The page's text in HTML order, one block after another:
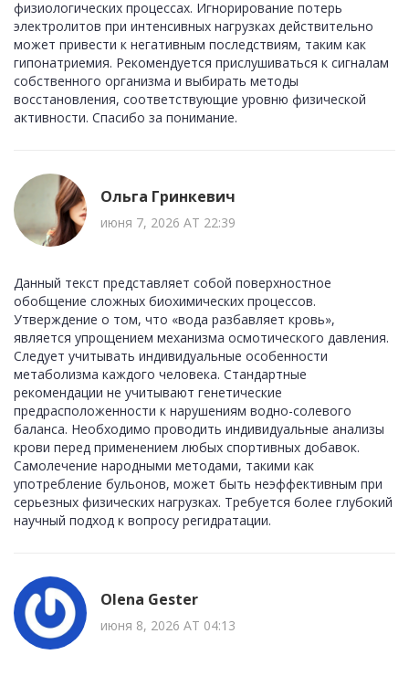
физиологических процессах. Игнорирование потерь
электролитов при интенсивных нагрузках действительно
может привести к негативным последствиям, таким как
гипонатриемия. Рекомендуется прислушиваться к сигналам
собственного организма и выбирать методы
восстановления, соответствующие уровню физической
активности. Спасибо за понимание.
Ольга Гринкевич
июня 7, 2026 AT 22:39
Данный текст представляет собой поверхностное
обобщение сложных биохимических процессов.
Утверждение о том, что «вода разбавляет кровь»,
является упрощением механизма осмотического давления.
Следует учитывать индивидуальные особенности
метаболизма каждого человека. Стандартные
рекомендации не учитывают генетические
предрасположенности к нарушениям водно-солевого
баланса. Необходимо проводить индивидуальные анализы
крови перед применением любых спортивных добавок.
Самолечение народными методами, такими как
употребление бульонов, может быть неэффективным при
серьезных физических нагрузках. Требуется более глубокий
научный подход к вопросу регидратации.
Olena Gester
июня 8, 2026 AT 04:13